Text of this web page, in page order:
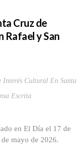
Cruz de
Rafael y San
Interés Cultural En Santa
Escrita
en El Día el 17 de
mayo de 2026.